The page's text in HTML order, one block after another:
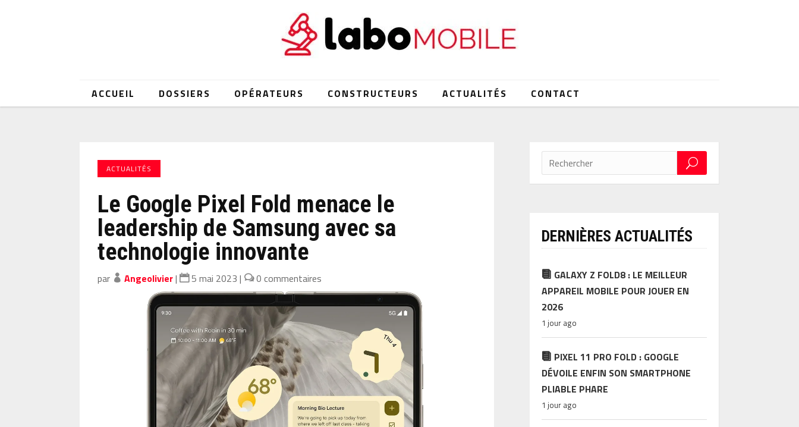
ACCUEIL DOSSIERS OPÉRATEURS CONSTRUCTEURS ACTUALITÉS CONTACT
ACTUALITÉS
Le Google Pixel Fold menace le
leadership de Samsung avec sa
technologie innovante
par Angeolivier| 5 mai 2023 | 0 commentaires
DERNIÈRES ACTUALITÉS
GALAXY Z FOLD8 : LE MEILLEUR
APPAREIL MOBILE POUR JOUER EN
2026
1 jour ago
PIXEL 11 PRO FOLD : GOOGLE
DÉVOILE ENFIN SON SMARTPHONE
PLIABLE PHARE
1 jour ago